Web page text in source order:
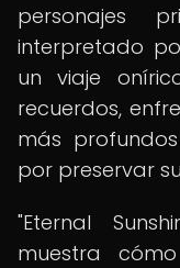
personajes
interpretado
un viaje
recuerdos,
más
por preservar
"Eternal
muestra